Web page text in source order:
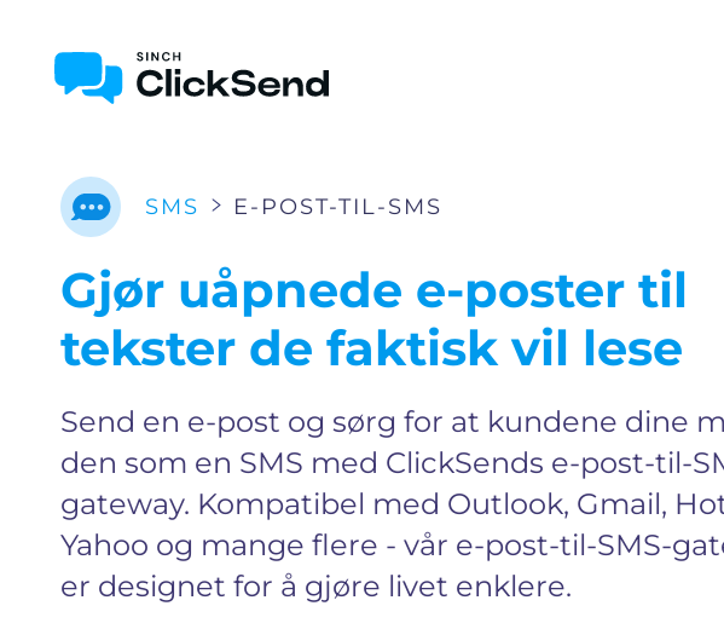
SMS E-POST-TIL-SMS
Gjør uåpnede e-poster til
tekster de faktisk vil lese
Send en e-post og sørg for at kundene dine
den som en SMS med ClickSends e-post-til-
gateway. Kompatibel med Outlook, Gmail,
Yahoo og mange flere - vår e-post-til-SMS-
er designet for å gjøre livet enklere.